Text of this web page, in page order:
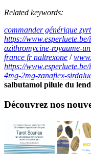
Related keywords:
commander générique
https://
azithromycine-royaume-
france fr naltrexone /
https://
4mg-2mg-zanaflex-
salbutamol pilule du
Découvrez nos